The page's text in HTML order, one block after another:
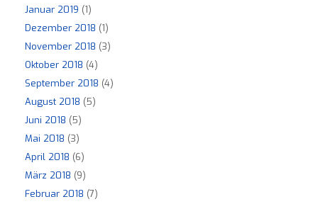
Januar 2019 (1)
Dezember 2018 (1)
November 2018 (3)
Oktober 2018 (4)
September 2018 (4)
August 2018 (5)
Juni 2018 (5)
Mai 2018 (3)
April 2018 (6)
März 2018 (9)
Februar 2018 (7)